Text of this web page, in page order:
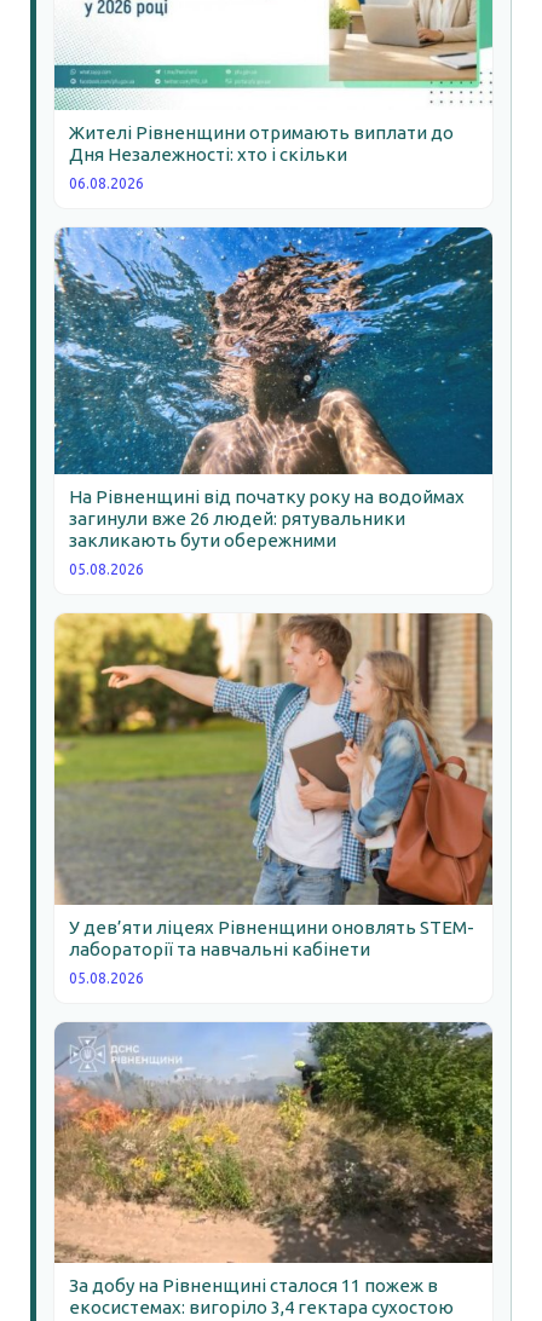
Жителі Рівненщини отримають виплати до
Дня Незалежності: хто і скільки
06.08.2026
На Рівненщині від початку року на водоймах
загинули вже 26 людей: рятувальники
закликають бути обережними
05.08.2026
У дев’яти ліцеях Рівненщини оновлять STEM-
лабораторії та навчальні кабінети
05.08.2026
За добу на Рівненщині сталося 11 пожеж в
екосистемах: вигоріло 3,4 гектара сухостою